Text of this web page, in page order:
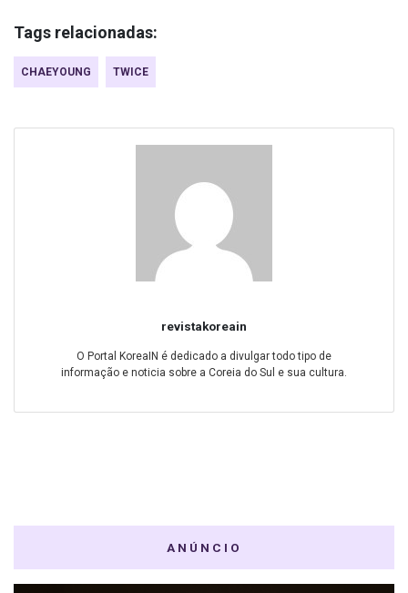
Tags relacionadas:
CHAEYOUNG TWICE
revistakoreain
O Portal KoreaIN é dedicado a divulgar todo tipo de
informação e noticia sobre a Coreia do Sul e sua cultura.
ANÚNCIO